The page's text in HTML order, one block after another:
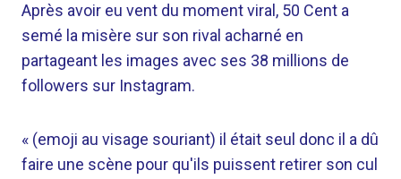
Après avoir eu vent du moment viral, 50 Cent a
semé la misère sur son rival acharné en
partageant les images avec ses 38 millions de
followers sur Instagram.
« (emoji au visage souriant) il était seul donc il a dû
faire une scène pour qu'ils puissent retirer son cul